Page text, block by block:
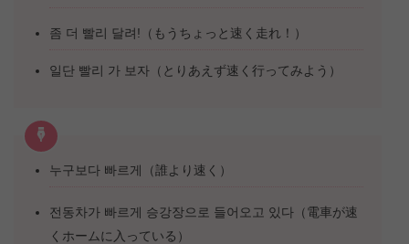
좀 더 빨리 달려!（もうちょっと速く走れ！）
일단 빨리 가 보자（とりあえず速く行ってみよう）
누구보다 빠르게（誰より速く）
전동차가 빠르게 승강장으로 들어오고 있다（電車が速
くホームに入っている）